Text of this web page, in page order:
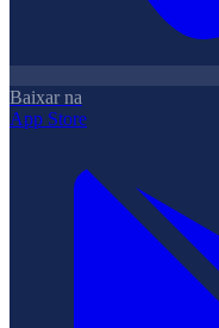
Baixar na
App Store